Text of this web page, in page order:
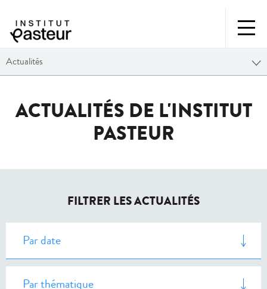
Actualités
ACTUALITÉS DE L'INSTITUT
PASTEUR
FILTRER LES ACTUALITÉS